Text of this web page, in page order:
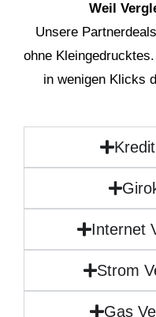
Weil
Unsere
ohne
in wenigen Klicks
Internet
Strom
Gas